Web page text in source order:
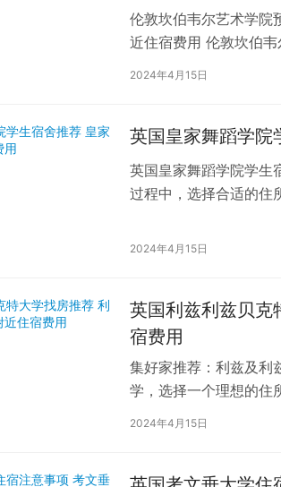
伦敦坎伯韦尔艺术学院
近住宿费用 伦敦坎伯
2024年4月15日
英国皇家舞蹈学院
英国皇家舞蹈学院学生
过程中，选择合适的住
2024年4月15日
英国利兹利兹贝克
宿费用
集好家推荐：利兹及利
学，选择一个理想的住
学（以下简称利兹贝
2024年4月15日